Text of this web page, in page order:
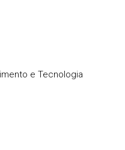
e Tecnologia